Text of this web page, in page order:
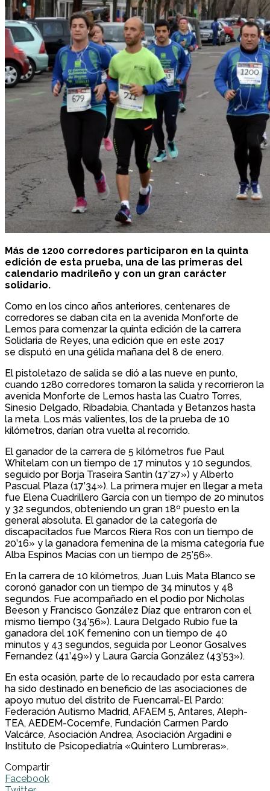
Más de 1200 corredores participaron en la quinta
edición de esta prueba, una de las primeras del
calendario madrileño y con un gran carácter
solidario.
Como en los cinco años anteriores, centenares de
corredores se daban cita en la avenida Monforte de
Lemos para comenzar la quinta edición de la carrera
Solidaria de Reyes, una edición que en este 2017
se disputó en una gélida mañana del 8 de enero.
El pistoletazo de salida se dió a las nueve en punto,
cuando 1280 corredores tomaron la salida y recorrieron la
avenida Monforte de Lemos hasta las Cuatro Torres,
Sinesio Delgado, Ribadabia, Chantada y Betanzos hasta
la meta. Los más valientes, los de la prueba de 10
kilómetros, darían otra vuelta al recorrido.
El ganador de la carrera de 5 kilómetros fue Paul
Whitelam con un tiempo de 17 minutos y 10 segundos,
seguido por Borja Traseira Santín (17’27») y Alberto
Pascual Plaza (17’34»). La primera mujer en llegar a meta
fue Elena Cuadrillero García con un tiempo de 20 minutos
y 32 segundos, obteniendo un gran 18º puesto en la
general absoluta. El ganador de la categoría de
discapacitados fue Marcos Riera Ros con un tiempo de
20’16» y la ganadora femenina de la misma categoría fue
Alba Espinos Macías con un tiempo de 25’56».
En la carrera de 10 kilómetros, Juan Luis Mata Blanco se
coronó ganador con un tiempo de 34 minutos y 48
segundos. Fue acompañado en el podio por Nicholas
Beeson y Francisco González Díaz que entraron con el
mismo tiempo (34’56»). Laura Delgado Rubio fue la
ganadora del 10K femenino con un tiempo de 40
minutos y 43 segundos, seguida por Leonor Gosalves
Fernandez (41’49») y Laura García González (43’53»).
En esta ocasión, parte de lo recaudado por esta carrera
ha sido destinado en beneficio de las asociaciones de
apoyo mutuo del distrito de Fuencarral-El Pardo:
Federación Autismo Madrid, AFAEM 5, Antares, Aleph-
TEA, AEDEM-Cocemfe, Fundación Carmen Pardo
Valcárce, Asociación Andrea, Asociación Argadini e
Instituto de Psicopediatría «Quintero Lumbreras».
Compartir
Facebook